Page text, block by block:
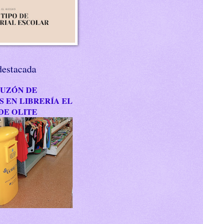
DE
EN LIBRERÍA EL
OLITE